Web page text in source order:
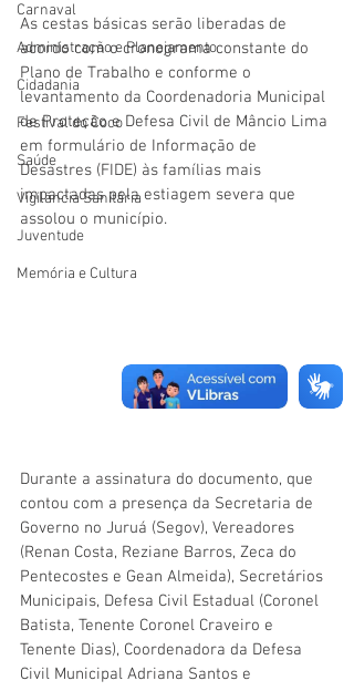
Carnaval
Administração e Planejamento
Cidadania
Festival do Coco
Saúde
Vigilãncia Sanitária
Juventude
Memória e Cultura
As cestas básicas serão liberadas de
acordo com o cronograma constante do
Plano de Trabalho e conforme o
levantamento da Coordenadoria Municipal
de Proteção e Defesa Civil de Mâncio Lima
em formulário de Informação de
Desastres (FIDE) às famílias mais
impactadas pela estiagem severa que
assolou o município.
Durante a assinatura do documento, que
contou com a presença da Secretaria de
Governo no Juruá (Segov), Vereadores
(Renan Costa, Reziane Barros, Zeca do
Pentecostes e Gean Almeida), Secretários
Municipais, Defesa Civil Estadual (Coronel
Batista, Tenente Coronel Craveiro e
Tenente Dias), Coordenadora da Defesa
Civil Municipal Adriana Santos e